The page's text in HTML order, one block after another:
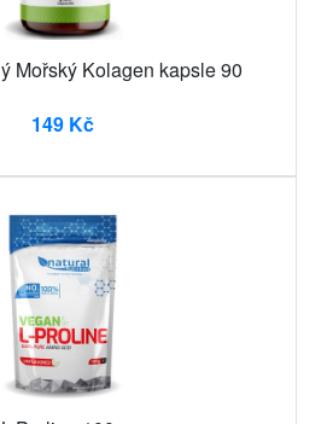
Mořský Kolagen kapsle 90
149 Kč